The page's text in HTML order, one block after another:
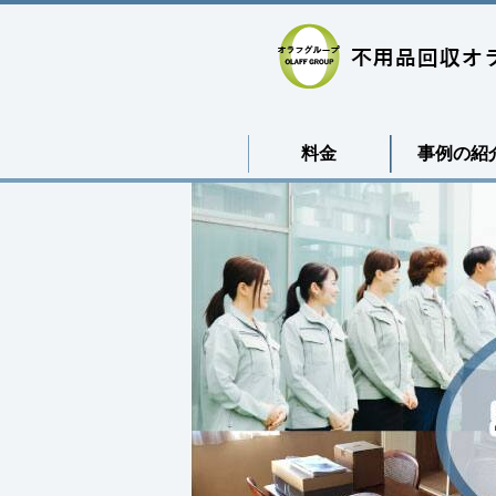
料金 事例の紹